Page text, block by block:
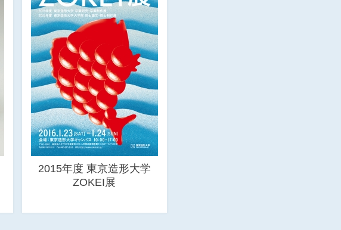
2015年度 東京造形大学
ZOKEI展